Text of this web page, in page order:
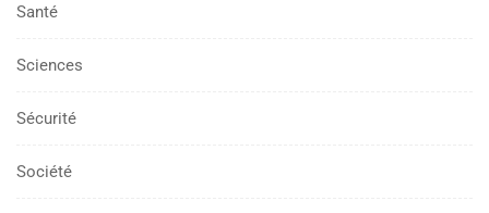
Santé
Sciences
Sécurité
Société